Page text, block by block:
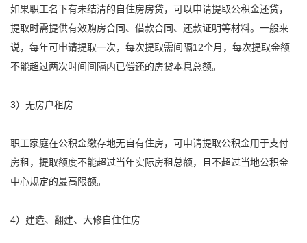
如果职工名下有未结清的自住房房贷，可以申请提取公积金还贷，
提取时需提供有效购房合同、借款合同、还款证明等材料。一般来
说，每年可申请提取一次，每次提取需间隔12个月，每次提取金额
不能超过两次时间间隔内已偿还的房贷本息总额。
3）无房户租房
职工家庭在公积金缴存地无自有住房，可申请提取公积金用于支付
房租， 提取额度不能超过当年实际房租总额，且不超过当地公积金
中心规定的最高限额。
4）建造、翻建、大修自住住房